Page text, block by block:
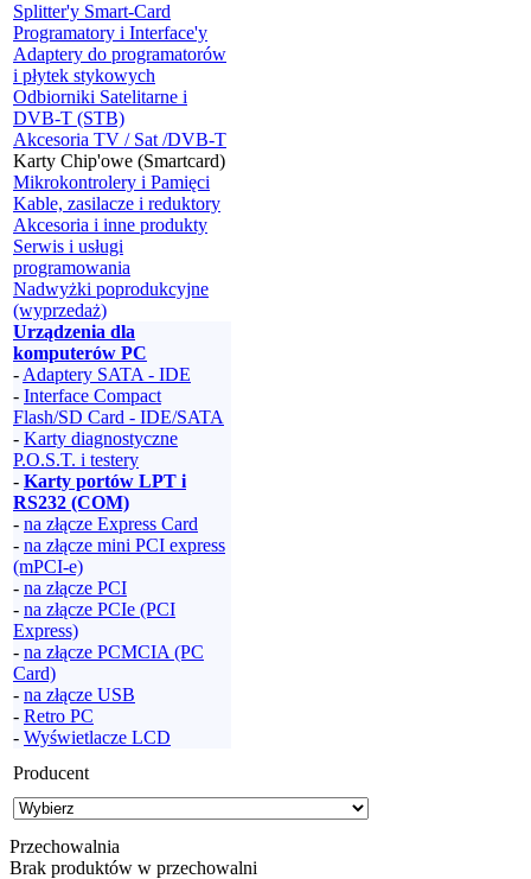
Splitter'y Smart-Card
Programatory i Interface'y
Adaptery do programatorów
i płytek stykowych
Odbiorniki Satelitarne i
DVB-T (STB)
Akcesoria TV / Sat /DVB-T
Karty Chip'owe (Smartcard)
Mikrokontrolery i Pamięci
Kable, zasilacze i reduktory
Akcesoria i inne produkty
Serwis i usługi
programowania
Nadwyżki poprodukcyjne
(wyprzedaż)
Urządzenia dla
komputerów PC
- Adaptery SATA - IDE
- Interface Compact
Flash/SD Card - IDE/SATA
- Karty diagnostyczne
P.O.S.T. i testery
- Karty portów LPT i
RS232 (COM)
- na złącze Express Card
- na złącze mini PCI express
(mPCI-e)
- na złącze PCI
- na złącze PCIe (PCI
Express)
- na złącze PCMCIA (PC
Card)
- na złącze USB
- Retro PC
- Wyświetlacze LCD
Producent
Przechowalnia
Brak produktów w przechowalni